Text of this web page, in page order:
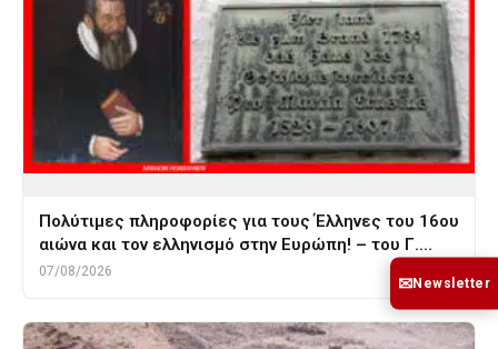
Πολύτιμες πληροφορίες για τους Έλληνες του 16ου
αιώνα και τον ελληνισμό στην Ευρώπη! – του Γ.…
07/08/2026
✉Newsletter